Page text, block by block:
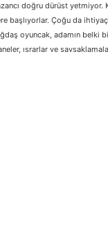
doğru dürüst yetmiyor.
başlıyorlar. Çoğu da
oyuncak, adamın belki
ısrarlar ve